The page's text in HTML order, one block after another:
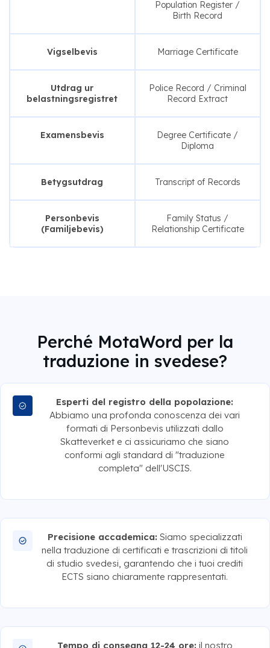
Population Register /
Birth Record
Vigselbevis Marriage Certificate
Utdrag ur
belastningsregistret
Police Record / Criminal
Record Extract
Examensbevis
Degree Certificate /
Diploma
Betygsutdrag Transcript of Records
Personbevis
(Familjebevis)
Family Status /
Relationship Certificate
Perché MotaWord per la
traduzione in svedese?
Esperti del registro della popolazione:
Abbiamo una profonda conoscenza dei vari
formati di Personbevis utilizzati dallo
Skatteverket e ci assicuriamo che siano
conformi agli standard di "traduzione
completa" dell'USCIS.
Precisione accademica: Siamo specializzati
nella traduzione di certificati e trascrizioni di titoli
di studio svedesi, garantendo che i tuoi crediti
ECTS siano chiaramente rappresentati.
Tempo di consegna 12-24 ore: il nostro